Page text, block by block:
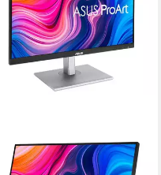
ASUS
LED-Display ProArt PA279CV